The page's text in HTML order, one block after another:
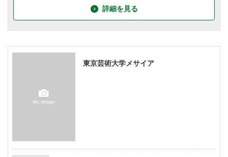
詳細を見る
東京芸術大学メサイア